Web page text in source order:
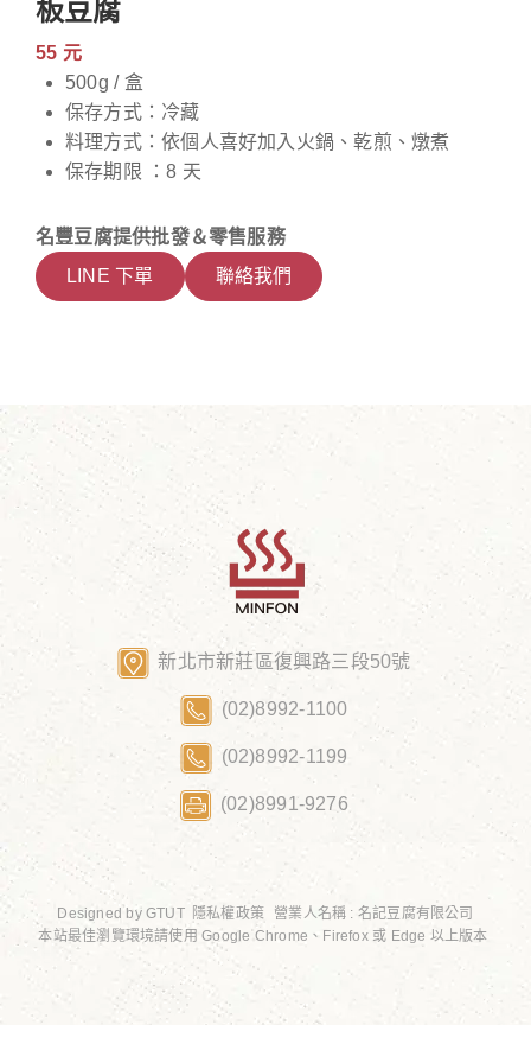
板豆腐
55 元
500g / 盒
保存方式：冷藏
料理方式：依個人喜好加入火鍋、乾煎、燉煮
保存期限 ：8 天
名豐豆腐提供批發＆零售服務
LINE 下單
聯絡我們
新北市新莊區復興路三段50號
(02)8992-1100
(02)8992-1199
(02)8991-9276
Designed byGTUT 隱私權政策
營業人名稱 : 名記豆腐有限公司
本站最佳瀏覽環境請使用 Google Chrome、Firefox 或 Edge 以上版本